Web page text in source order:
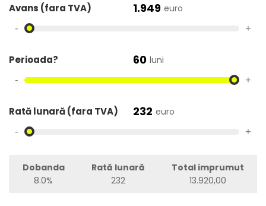
Avans (fara TVA) 1.949 euro
- +
Perioada? 60 luni
- +
Rată lunară (fara TVA) 232 euro
- +
Dobanda
8.0%
Rată lunară
232
Total imprumut
13.920,00